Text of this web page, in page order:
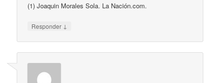
(1) Joaquin Morales Sola. La Nación.com.
Responder ↓